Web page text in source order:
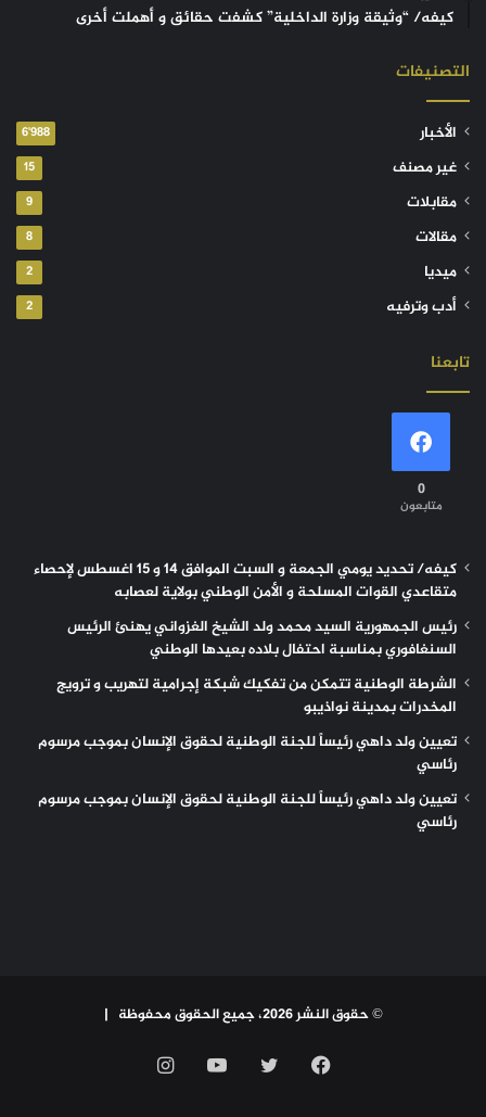
كيفه/ “وثيقة وزارة الداخلية” كشفت حقائق و أهملت أخرى
التصنيفات
الأخبار 6٬988
غير مصنف 15
مقابلات 9
مقالات 8
ميديا 2
أدب وترفيه 2
تابعنا
0
متابعون
كيفه/ تحديد يومي الجمعة و السبت الموافق 14 و 15 اغسطس لإحصاء
متقاعدي القوات المسلحة و الأمن الوطني بولاية لعصابه
رئيس الجمهورية السيد محمد ولد الشيخ الغزواني يهنئ الرئيس
السنغافوري بمناسبة احتفال بلاده بعيدها الوطني
الشرطة الوطنية تتمكن من تفكيك شبكة إجرامية لتهريب و ترويج
المخدرات بمدينة نواذيبو
تعيين ولد داهي رئيساً للجنة الوطنية لحقوق الإنسان بموجب مرسوم
رئاسي
تعيين ولد داهي رئيساً للجنة الوطنية لحقوق الإنسان بموجب مرسوم
رئاسي
© حقوق النشر 2026، جميع الحقوق محفوظة |
فيسبوك تويتر يوتيوب